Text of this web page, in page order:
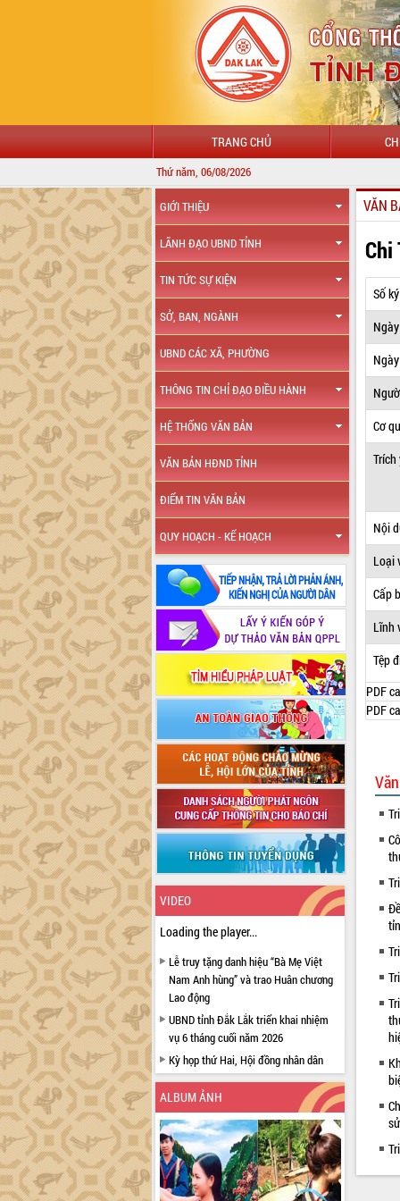
TRANG CHỦ
Thứ năm, 06/08/2026
GIỚI THIỆU
LÃNH ĐẠO UBND TỈNH
TIN TỨC SỰ KIỆN
SỞ, BAN, NGÀNH
UBND CÁC XÃ, PHƯỜNG
THÔNG TIN CHỈ ĐẠO ĐIỀU HÀNH
HỆ THỐNG VĂN BẢN
VĂN BẢN HĐND TỈNH
ĐIỂM TIN VĂN BẢN
QUY HOẠCH - KẾ HOẠCH
VIDEO
Loading the player...
Lễ truy tặng danh hiệu “Bà Mẹ Việt
Nam Anh hùng” và trao Huân chương
Lao động
UBND tỉnh Đắk Lắk triển khai nhiệm
vụ 6 tháng cuối năm 2026
Kỳ họp thứ Hai, Hội đồng nhân dân
tỉnh khóa XI quyết nghị nhiều nội dung
quan trọng
Bí thư Tỉnh ủy Lương Nguyễn Minh
Triết thăm, tặng quà người có công với
cách mạng
Rà soát, hoàn thiện hệ thống thiết chế
văn hóa, thể thao đáp ứng yêu cầu
ALBUM ẢNH
VĂN
Chi
Số
Cơ
Trích
Nội
Loại
Cấp
Lĩnh
Tệp
PDF
PDF